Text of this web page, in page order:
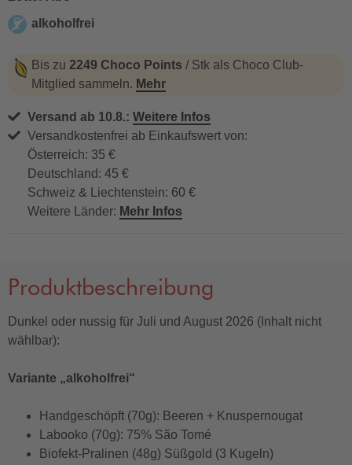
alkoholfrei
Bis zu 2249 Choco Points / Stk als Choco Club-
Mitglied sammeln. Mehr
Versand ab 10.8.: Weitere Infos
Versandkostenfrei ab Einkaufswert von:
Österreich: 35 €
Deutschland: 45 €
Schweiz & Liechtenstein: 60 €
Weitere Länder: Mehr Infos
Produktbeschreibung
Dunkel oder nussig für Juli und August 2026 (Inhalt nicht
wählbar):
Variante „alkoholfrei“
Handgeschöpft (70g): Beeren + Knuspernougat
Labooko (70g): 75% São Tomé
Biofekt-Pralinen (48g) Süßgold (3 Kugeln)